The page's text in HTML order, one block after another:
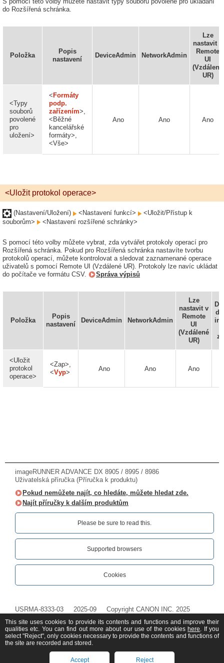
do Rozšířená schránka.
Položka
Popis
nastavení
DeviceAdmin NetworkAdmin
Lze
nastavit v
Remote
UI
(Vzdálené
UR)
<Typy
souborů
povolené
pro
uložení>
< Formáty
podp.
zařízením>,
<Běžné
kancelářské
formáty>,
<Vše>
Ano Ano Ano
<Uložit protokol operace>
(Nastavení/Uložení) <Nastavení funkcí>
<Uložit/Přístup k
souborům>
<Nastavení rozšířené schránky>
S pomocí této volby můžete vybrat, zda vytvářet protokoly operací pro
Rozšířená schránka. Pokud pro Rozšířená schránka nastavíte tvorbu
protokolů operací, můžete kontrolovat a sledovat zaznamenané operace
uživatelů s pomocí Remote UI (Vzdálené UR). Protokoly lze navíc ukládat
do počítače ve formátu CSV.
Správa výpisů
Položka
Popis
nastavení
DeviceAdmin NetworkAdmin
Lze
nastavit v
Remote
UI
(Vzdálené
UR)
<Uložit
protokol
operace>
<Zap>,
<Vyp> Ano Ano Ano
imageRUNNER ADVANCE DX 8905 / 8995 / 8986
Uživatelská příručka (Příručka k produktu)
Pokud nemůžete najít, co hledáte, můžete hledat zde.
Najít příručky k dalším produktům
Please be sure to read this.‎
Supported browsers
Cookies
USRMA-8333-03 2025-09 Copyright CANON INC. 2025
This site uses cookies to provide its contents and functions and improve their
qualities etc. You can find out more about our use of the cookies here. If you
select "Reject", only cookies necessary to provide the contents and functions of
the site are recorded and stored.
Accept Reject